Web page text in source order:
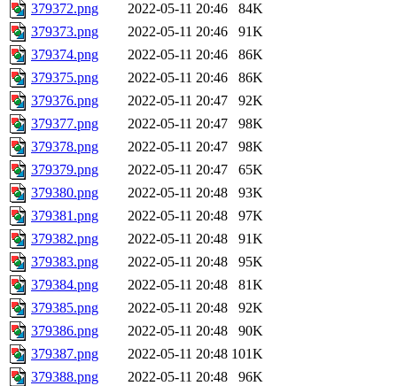
379372.png
2022-05-11 20:46
84K
379373.png
2022-05-11 20:46
91K
379374.png
2022-05-11 20:46
86K
379375.png
2022-05-11 20:46
86K
379376.png
2022-05-11 20:47
92K
379377.png
2022-05-11 20:47
98K
379378.png
2022-05-11 20:47
98K
379379.png
2022-05-11 20:47
65K
379380.png
2022-05-11 20:48
93K
379381.png
2022-05-11 20:48
97K
379382.png
2022-05-11 20:48
91K
379383.png
2022-05-11 20:48
95K
379384.png
2022-05-11 20:48
81K
379385.png
2022-05-11 20:48
92K
379386.png
2022-05-11 20:48
90K
379387.png
2022-05-11 20:48 101K
379388.png
2022-05-11 20:48
96K